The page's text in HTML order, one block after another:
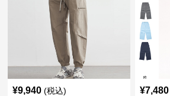
¥9,940 (税込) ¥7,480